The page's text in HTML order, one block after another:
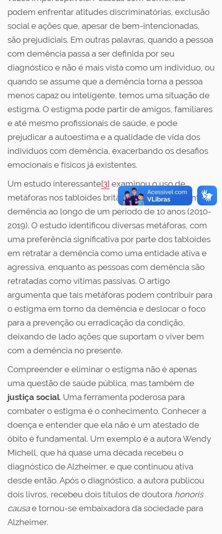
podem enfrentar atitudes discriminatórias, exclusão
social e ações que, apesar de bem-intencionadas,
são prejudiciais. Em outras palavras, quando a pessoa
com demência passa a ser definida por seu
diagnóstico e não é mais vista como um indivíduo, ou
quando se assume que a demência torna a pessoa
menos capaz ou inteligente, temos uma situação de
estigma. O estigma pode partir de amigos, familiares
e até mesmo profissionais de saúde, e pode
prejudicar a autoestima e a qualidade de vida dos
indivíduos com demência, exacerbando os desafios
emocionais e físicos já existentes.
Um estudo interessante[3] examinou o uso de
metáforas nos tabloides britânicos para representar a
demência ao longo de um período de 10 anos (2010-
2019). O estudo identificou diversas metáforas, com
uma preferência significativa por parte dos tabloides
em retratar a demência como uma entidade ativa e
agressiva, enquanto as pessoas com demência são
retratadas como vítimas passivas. O artigo
argumenta que tais metáforas podem contribuir para
o estigma em torno da demência e deslocar o foco
para a prevenção ou erradicação da condição,
deixando de lado ações que suportam o viver bem
com a demência no presente.
Compreender e eliminar o estigma não é apenas
uma questão de saúde pública, mas também de
justiça social. Uma ferramenta poderosa para
combater o estigma é o conhecimento. Conhecer a
doença e entender que ela não é um atestado de
óbito é fundamental. Um exemplo é a autora Wendy
Michell, que há quase uma década recebeu o
diagnóstico de Alzheimer, e que continuou ativa
desde então. Após o diagnóstico, a autora publicou
dois livros, recebeu dois títulos de doutora honoris
causae tornou-se embaixadora da sociedade para
Alzheimer.